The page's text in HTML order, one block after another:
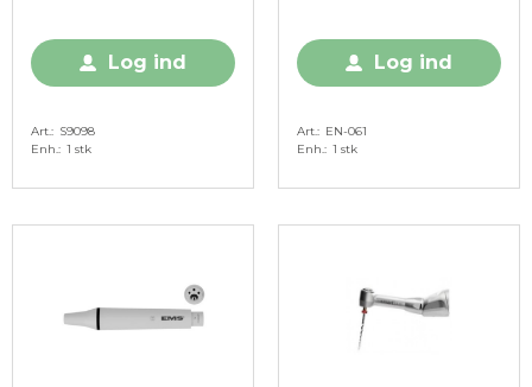
Log ind
Art.
S9098
Enh.
1 stk
Log ind
Art.
EN-061
Enh.
1 stk